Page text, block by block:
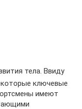
тела. Ввиду
ключевые
имеют